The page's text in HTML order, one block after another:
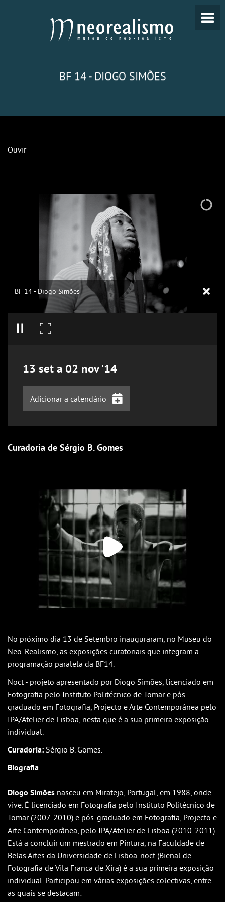
BF 14 - DIOGO SIMÕES
Ouvir
BF 14 - Diogo Simões
13 set a 02 nov '14
Adicionar a calendário
Outlook
Yahoo! Calendar
Curadoria de Sérgio B. Gomes
No próximo dia 13 de Setembro inauguraram, no Museu do
Neo-Realismo, as exposições curatoriais que integram a
programação paralela da BF14.
Noct - projeto apresentado por Diogo Simões, licenciado em
Fotografia pelo Instituto Politécnico de Tomar e pós-
graduado em Fotografia, Projecto e Arte Contemporânea pelo
IPA/Atelier de Lisboa, nesta que é a sua primeira exposição
individual.
Curadoria: Sérgio B. Gomes.
Biografia
Diogo Simões nasceu em Miratejo, Portugal, em 1988, onde
vive. É licenciado em Fotografia pelo Instituto Politécnico de
Tomar (2007-2010) e pós-graduado em Fotografia, Projecto e
Arte Contemporânea, pelo IPA/Atelier de Lisboa (2010-2011).
Está a concluir um mestrado em Pintura, na Faculdade de
Belas Artes da Universidade de Lisboa. noct (Bienal de
Fotografia de Vila Franca de Xira) é a sua primeira exposição
individual. Participou em várias exposições colectivas, entre
as quais se destacam: